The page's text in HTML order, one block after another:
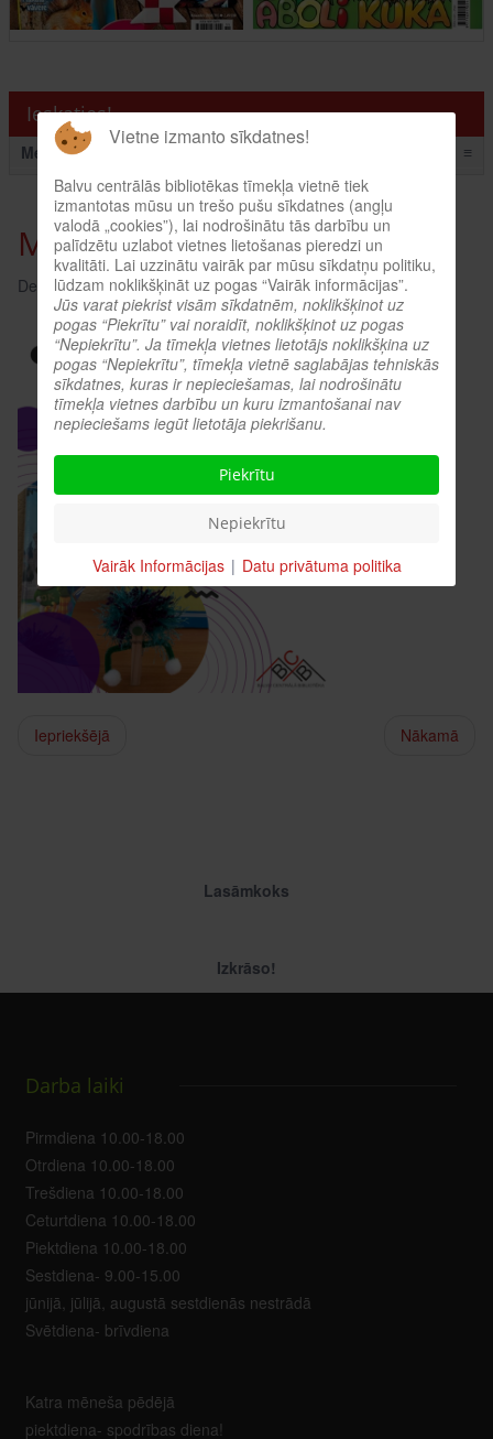
Ieskaties!
Menu ≡
Mošķīšu ballīte bibliotēkā!
Detaļas:Skatīts: 1791
Iepriekšējā Nākamā
Lasāmkoks
Izkrāso!
Darba laiki
Pirmdiena 10.00-18.00
Otrdiena 10.00-18.00
Trešdiena 10.00-18.00
Ceturtdiena 10.00-18.00
Piektdiena 10.00-18.00
Sestdiena- 9.00-15.00
jūnijā, jūlijā, augustā sestdienās nestrādā
Svētdiena- brīvdiena
Katra mēneša pēdējā
piektdiena- spodrības diena!
Vietne izmanto sīkdatnes!
Balvu centrālās bibliotēkas tīmekļa vietnē tiek
izmantotas mūsu un trešo pušu sīkdatnes (angļu
valodā „cookies”), lai nodrošinātu tās darbību un
palīdzētu uzlabot vietnes lietošanas pieredzi un
kvalitāti. Lai uzzinātu vairāk par mūsu sīkdatņu politiku,
lūdzam noklikšķināt uz pogas “Vairāk informācijas”.
Jūs varat piekrist visām sīkdatnēm, noklikšķinot uz
pogas “Piekrītu” vai noraidīt, noklikšķinot uz pogas
“Nepiekrītu”. Ja tīmekļa vietnes lietotājs noklikšķina uz
pogas “Nepiekrītu”, tīmekļa vietnē saglabājas tehniskās
sīkdatnes, kuras ir nepieciešamas, lai nodrošinātu
tīmekļa vietnes darbību un kuru izmantošanai nav
nepieciešams iegūt lietotāja piekrišanu.
Piekrītu
Nepiekrītu
Vairāk Informācijas | Datu privātuma politika